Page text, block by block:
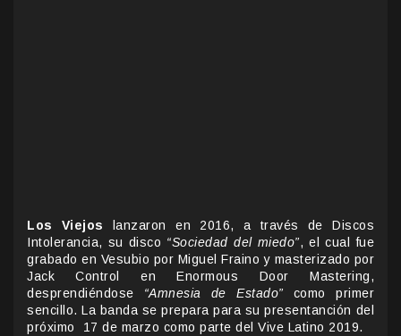
Los Viejos
lanzaron en 2016, a través de Discos
Intolerancia, su disco “Sociedad del miedo”, el cual fue
grabado en Vesubio por Miguel Fraino y masterizado por
Jack Control en Enormous Door Mastering,
desprendiéndose “Amnesia de Estado” como primer
sencillo. La banda se prepara para su presentanción del
próximo 17 de marzo como parte del Vive Latino 2019.